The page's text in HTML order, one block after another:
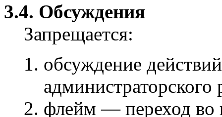
3.4. Обсуждения
Запрещается:
обсуждение
администраторского
флейм — переход во